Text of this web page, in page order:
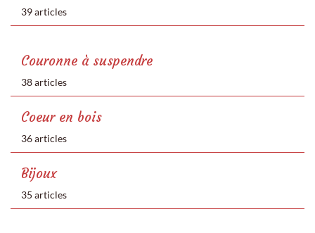
39 articles
Couronne à suspendre
38 articles
Coeur en bois
36 articles
Bijoux
35 articles